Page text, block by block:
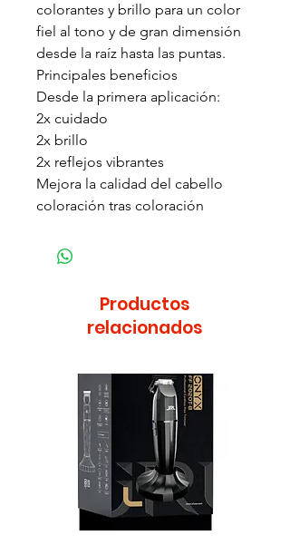
colorantes y brillo para un color
fiel al tono y de gran dimensión
desde la raíz hasta las puntas.
Principales beneficios
Desde la primera aplicación:
2x cuidado
2x brillo
2x reflejos vibrantes
Mejora la calidad del cabello
coloración tras coloración
Productos
relacionados